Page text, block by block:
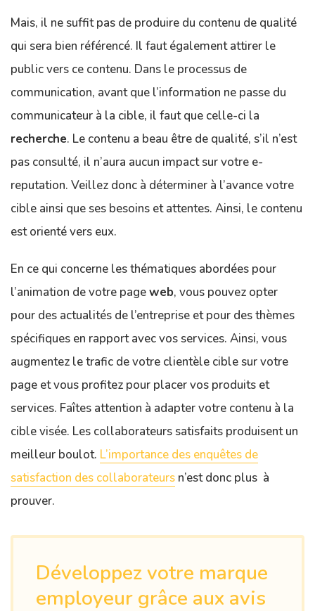
Mais, il ne suffit pas de produire du contenu de qualité
qui sera bien référencé. Il faut également attirer le
public vers ce contenu. Dans le processus de
communication, avant que l’information ne passe du
communicateur à la cible, il faut que celle-ci la
recherche. Le contenu a beau être de qualité, s’il n’est
pas consulté, il n’aura aucun impact sur votre e-
reputation. Veillez donc à déterminer à l’avance votre
cible ainsi que ses besoins et attentes. Ainsi, le contenu
est orienté vers eux.
En ce qui concerne les thématiques abordées pour
l’animation de votre pageweb, vous pouvez opter
pour des actualités de l’entreprise et pour des thèmes
spécifiques en rapport avec vos services. Ainsi, vous
augmentez le trafic de votre clientèle cible sur votre
page et vous profitez pour placer vos produits et
services. Faîtes attention à adapter votre contenu à la
cible visée. Les collaborateurs satisfaits produisent un
meilleur boulot. L’importance des enquêtes de
satisfaction des collaborateurs n’est donc plus à
prouver.
Développez votre marque
employeur grâce aux avis